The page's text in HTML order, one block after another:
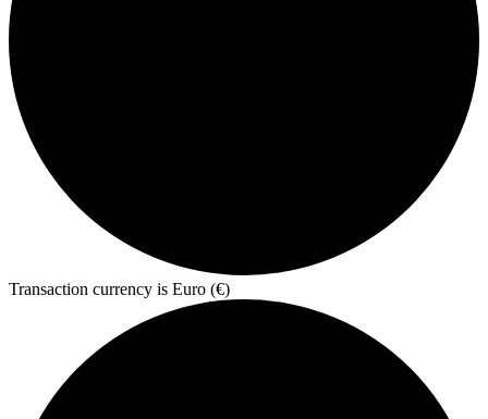
Transaction currency is Euro (€)